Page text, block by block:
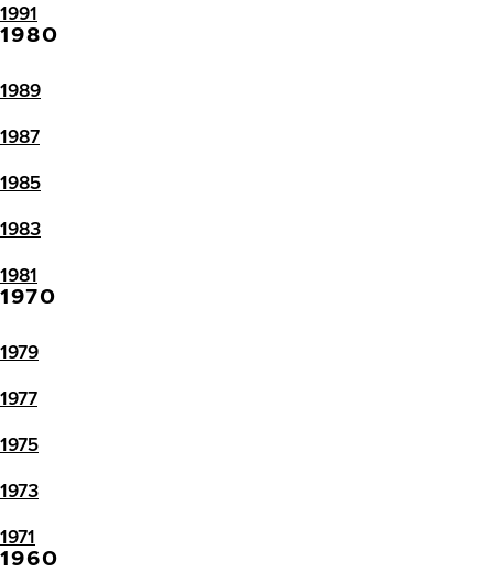
1991
1980
1989
1987
1985
1983
1981
1970
1979
1977
1975
1973
1971
1960